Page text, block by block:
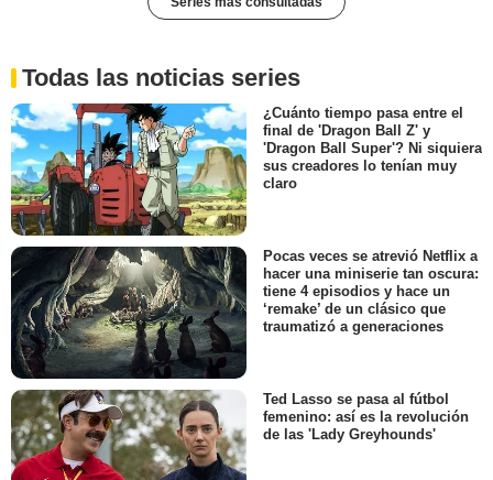
Todas las noticias series
¿Cuánto tiempo pasa entre el
final de 'Dragon Ball Z' y
'Dragon Ball Super'? Ni siquiera
sus creadores lo tenían muy
claro
Pocas veces se atrevió Netflix a
hacer una miniserie tan oscura:
tiene 4 episodios y hace un
‘remake’ de un clásico que
traumatizó a generaciones
Ted Lasso se pasa al fútbol
femenino: así es la revolución
de las 'Lady Greyhounds'